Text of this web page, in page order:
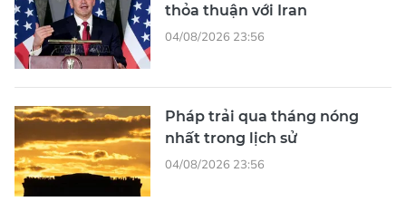
thỏa thuận với Iran
04/08/2026 23:56
Pháp trải qua tháng nóng
nhất trong lịch sử
04/08/2026 23:56